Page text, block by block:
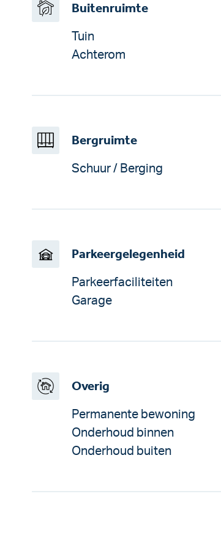
Buitenruimte
Tuin
Achterom
Bergruimte
Schuur / Berging
Parkeergelegenheid
Parkeerfaciliteiten
Garage
Overig
Permanente bewoning
Onderhoud binnen
Onderhoud buiten